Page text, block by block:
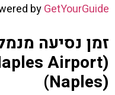
byGetYourGuide
זמן נסיעה
(Naples)